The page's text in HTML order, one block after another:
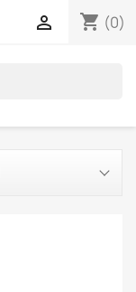
shopping_cart (0)
